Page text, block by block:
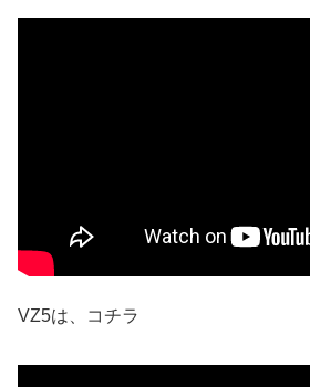
VZ5は、コチラ